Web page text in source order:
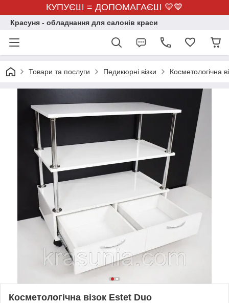
КУПУЄШ = ДОПОМАГАЄШ 💛💙
Красуня - обладнання для салонів краси
Товари та послуги Педикюрні візки Косметологічна
Косметологічна візок Estet Duo